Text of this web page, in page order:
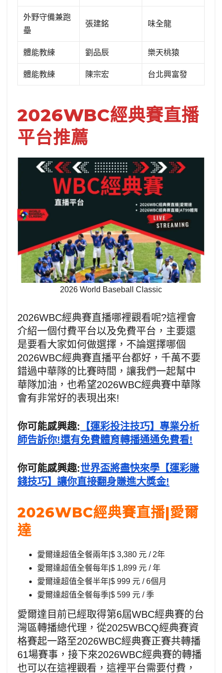
外野守備兼跑
壘
張建銘 味全龍
體能教練 劉品辰 樂天桃猿
體能教練 陳宗宏 台北興富發
2026WBC經典賽直播
平台推薦
2026 World Baseball Classic
2026WBC經典賽直播哪裡觀看呢?這裡會
介紹一個付費平台以及免費平台，主要還
是要看大家如何做選擇，不論選擇哪個
2026WBC經典賽直播平台都好，千萬不要
錯過中華隊的比賽時間，讓我們一起幫中
華隊加油，也希望2026WBC經典賽中華隊
會有非常好的表現出來!
你可能感興趣: 【運彩投注技巧】專業分析
師告訴你!還有免費體育轉播通通免費看!
你可能感興趣:世界盃將盡快來學【運彩賺
錢技巧】讓你直接翻身賺進大獎金!
2026WBC經典賽直播|愛爾
達
愛爾達超值全餐兩年|$ 3,380 元 / 2年
愛爾達超值全餐每年|$ 1,899 元 / 年
愛爾達超值全餐半年|$ 999 元 / 6個月
愛爾達超值全餐每季|$ 599 元 / 季
愛爾達目前已經取得第6屆WBC經典賽的台
灣區轉播總代理，從2025WBCQ經典賽資
格賽起一路至2026WBC經典賽正賽共轉播
61場賽事，接下來2026WBC經典賽的轉播
也可以在這裡觀看，這裡平台需要付費，